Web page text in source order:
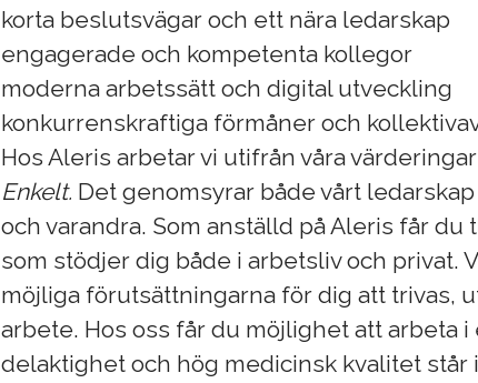
korta beslutsvägar och ett nära ledarskap
engagerade och kompetenta kollegor
moderna arbetssätt och digital utveckling
konkurrenskraftiga förmåner och
Hos Aleris arbetar vi utifrån våra värderingar
Enkelt. Det genomsyrar både vårt
och varandra. Som anställd på Aleris får
som stödjer dig både i arbetsliv och privat.
möjliga förutsättningarna för dig att trivas,
arbete. Hos oss får du möjlighet att arbeta
delaktighet och hög medicinsk kvalitet står